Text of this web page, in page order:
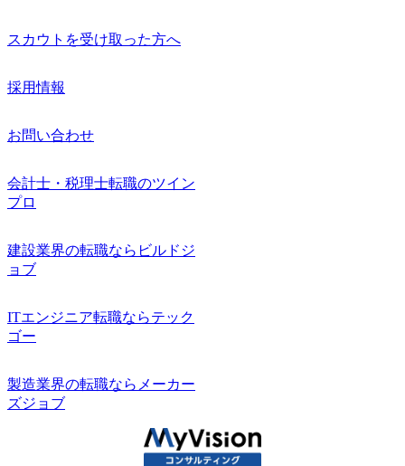
スカウトを受け取った方へ
採用情報
お問い合わせ
会計士・税理士転職のツイン
プロ
建設業界の転職ならビルドジ
ョブ
ITエンジニア転職ならテック
ゴー
製造業界の転職ならメーカー
ズジョブ